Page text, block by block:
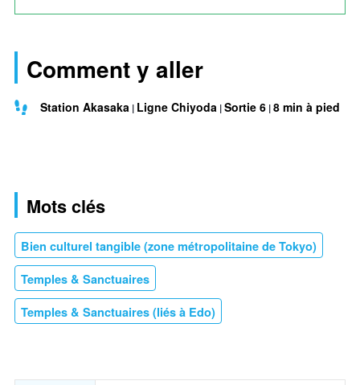
Comment y aller
Station Akasaka Ligne Chiyoda Sortie 6 8 min à pied
Mots clés
Bien culturel tangible (zone métropolitaine de Tokyo)
Temples & Sanctuaires
Temples & Sanctuaires (liés à Edo)